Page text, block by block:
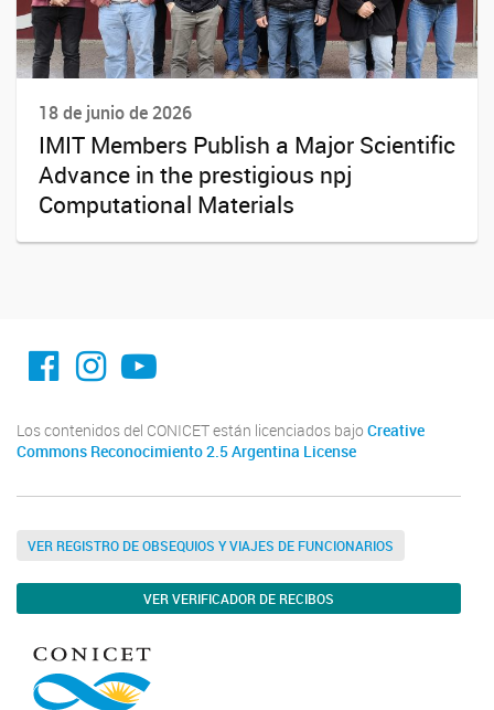
18 de junio de 2026
IMIT Members Publish a Major Scientific
Advance in the prestigious npj
Computational Materials
facebook imit.conicet
imit.conicet
Youtube
Los contenidos del CONICET están licenciados bajo Creative
Commons Reconocimiento 2.5 Argentina License
VER REGISTRO DE OBSEQUIOS Y VIAJES DE FUNCIONARIOS
VER VERIFICADOR DE RECIBOS